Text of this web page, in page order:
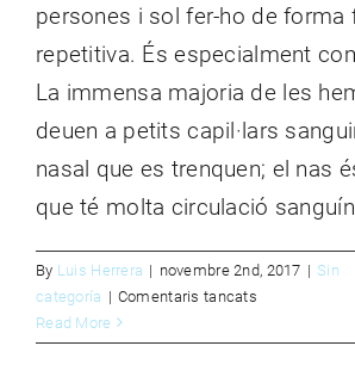
persones i sol fer-ho de forma
repetitiva. És especialment
La immensa majoria de les
deuen a petits capil·lars
nasal que es trenquen; el nas
que té molta circulació
By Luis Herrera | novembre 2nd, 2017 | Sin
categoría | Comentaris tancats
FER
Read More